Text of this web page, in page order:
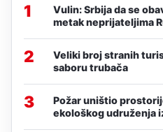
1
Vulin: Srbija da se
metak neprijateljima
2
Veliki broj stranih
saboru trubača
3
Požar uništio
ekološkog udruženja